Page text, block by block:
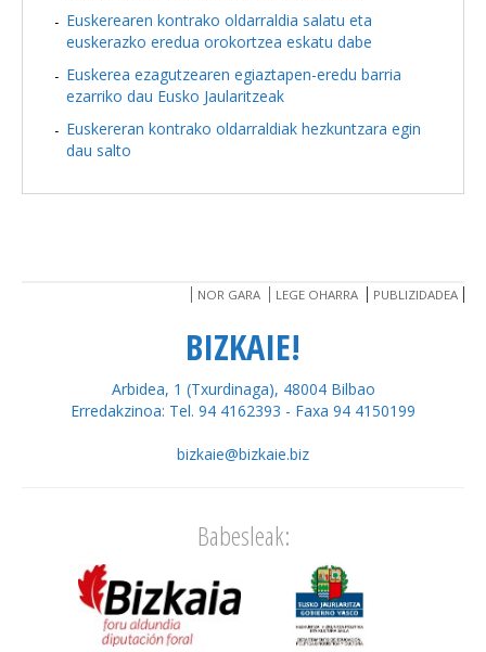
Euskerearen kontrako oldarraldia salatu eta
euskerazko eredua orokortzea eskatu dabe
Euskerea ezagutzearen egiaztapen-eredu barria
ezarriko dau Eusko Jaularitzeak
Euskereran kontrako oldarraldiak hezkuntzara egin
dau salto
NOR GARA LEGE OHARRA PUBLIZIDADEA
BIZKAIE!
Arbidea, 1 (Txurdinaga), 48004 Bilbao
Erredakzinoa: Tel. 94 4162393 - Faxa 94 4150199
bizkaie@bizkaie.biz
Babesleak: